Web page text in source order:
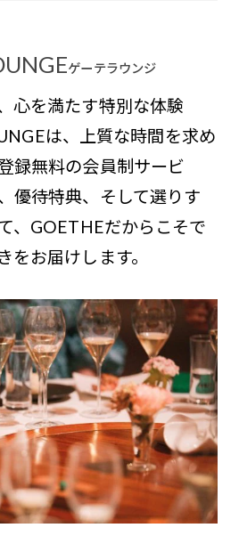
ゲーテラウンジ
心を満たす特別な体験
は、上質な時間を求め
録無料の会員制サービ
優待特典、そして選りす
、GOETHEだからこそで
をお届けします。